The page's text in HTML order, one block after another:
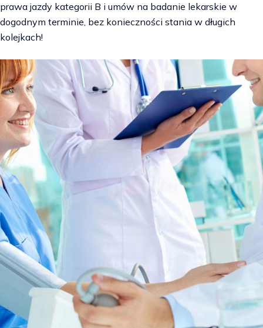
prawa jazdy kategorii B i umów na badanie lekarskie w
dogodnym terminie, bez konieczności stania w długich
kolejkach!